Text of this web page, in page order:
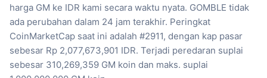
harga GM ke IDR kami secara waktu nyata. GOMBLE tidak
ada perubahan dalam 24 jam terakhir. Peringkat
CoinMarketCap saat ini adalah #2911, dengan kap pasar
sebesar Rp 2,077,673,901 IDR. Terjadi peredaran suplai
sebesar 310,269,359 GM koin dan maks. suplai